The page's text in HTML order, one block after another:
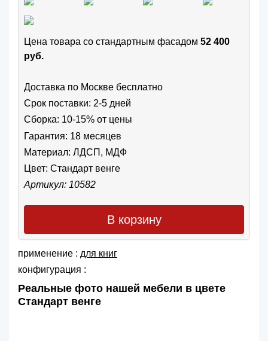
Цена товара cо стандартным фасадом 52 400
руб.
Доставка по Москве бесплатно
Срок поставки: 2-5 дней
Сборка: 10-15% от цены
Гарантия: 18 месяцев
Материал: ЛДСП, МДФ
Цвет: Стандарт венге
Артикул: 10582
В корзину
применение : для книг
конфигурация :
Реальные фото нашей мебели в цвете
Стандарт венге